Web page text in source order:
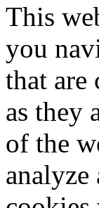
This
you
that are
as they
of the
analyze